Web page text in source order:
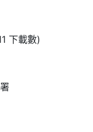
下載數)